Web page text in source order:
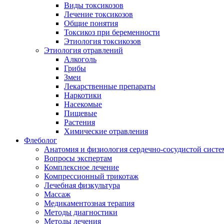
Виды токсикозов
Лечение токсикозов
Общие понятия
Токсикоз при беременности
Этиология токсикозов
Этиология отравлений
Алкоголь
Грибы
Змеи
Лекарственные препараты
Наркотики
Насекомые
Пищевые
Растения
Химические отравления
Флеболог
Анатомия и физиология сердечно-сосудистой
Вопросы экспертам
Комплексное лечение
Компрессионный трикотаж
Лечебная физкультура
Массаж
Медикаментозная терапия
Методы диагностики
Методы лечения